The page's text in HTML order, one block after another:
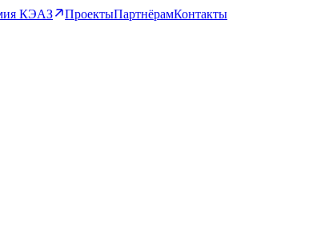
КЭАЗ ПроектыПартнёрамКонтакты